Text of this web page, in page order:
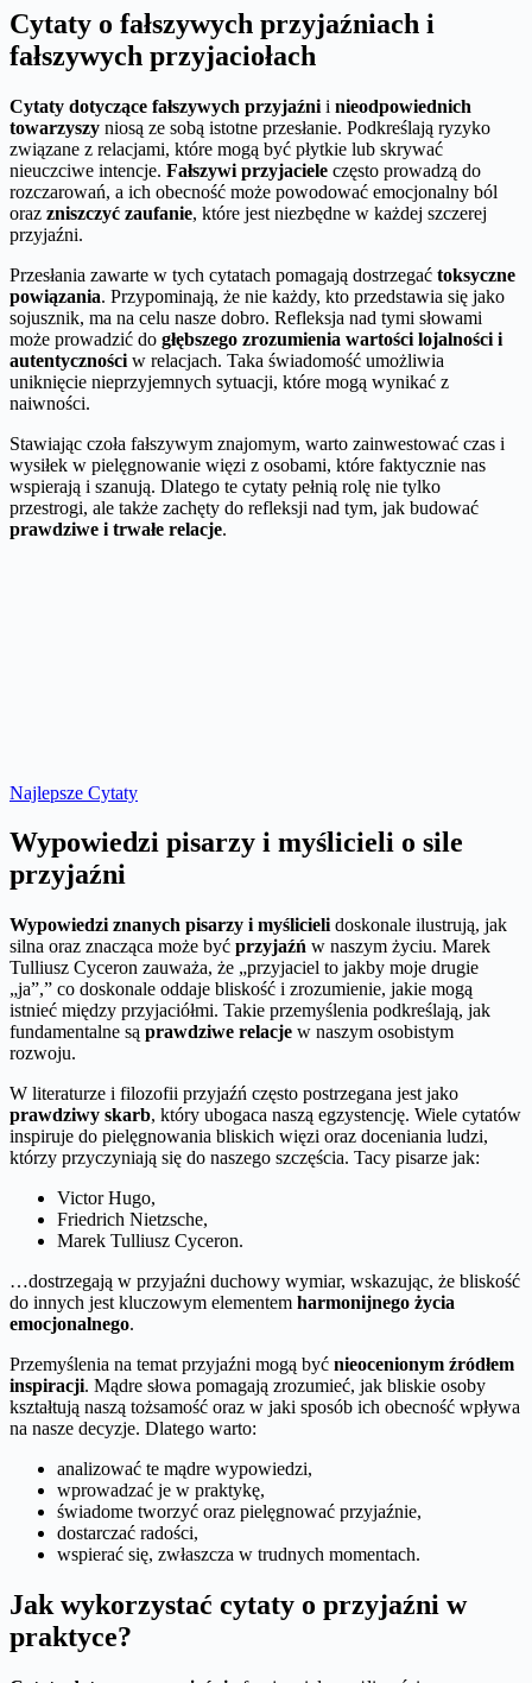
Cytaty o fałszywych przyjaźniach i
fałszywych przyjaciołach
Cytaty dotyczące fałszywych przyjaźni i nieodpowiednich
towarzyszy niosą ze sobą istotne przesłanie. Podkreślają ryzyko
związane z relacjami, które mogą być płytkie lub skrywać
nieuczciwe intencje. Fałszywi przyjaciele często prowadzą do
rozczarowań, a ich obecność może powodować emocjonalny ból
oraz zniszczyć zaufanie, które jest niezbędne w każdej szczerej
przyjaźni.
Przesłania zawarte w tych cytatach pomagają dostrzegać toksyczne
powiązania. Przypominają, że nie każdy, kto przedstawia się jako
sojusznik, ma na celu nasze dobro. Refleksja nad tymi słowami
może prowadzić do głębszego zrozumienia wartości lojalności i
autentyczności w relacjach. Taka świadomość umożliwia
uniknięcie nieprzyjemnych sytuacji, które mogą wynikać z
naiwności.
Stawiając czoła fałszywym znajomym, warto zainwestować czas i
wysiłek w pielęgnowanie więzi z osobami, które faktycznie nas
wspierają i szanują. Dlatego te cytaty pełnią rolę nie tylko
przestrogi, ale także zachęty do refleksji nad tym, jak budować
prawdziwe i trwałe relacje.
Najlepsze Cytaty
Wypowiedzi pisarzy i myślicieli o sile
przyjaźni
Wypowiedzi znanych pisarzy i myślicieli doskonale ilustrują, jak
silna oraz znacząca może być przyjaźń w naszym życiu. Marek
Tulliusz Cyceron zauważa, że „przyjaciel to jakby moje drugie
„ja”,” co doskonale oddaje bliskość i zrozumienie, jakie mogą
istnieć między przyjaciółmi. Takie przemyślenia podkreślają, jak
fundamentalne są prawdziwe relacje w naszym osobistym
rozwoju.
W literaturze i filozofii przyjaźń często postrzegana jest jako
prawdziwy skarb, który ubogaca naszą egzystencję. Wiele cytatów
inspiruje do pielęgnowania bliskich więzi oraz doceniania ludzi,
którzy przyczyniają się do naszego szczęścia. Tacy pisarze jak:
Victor Hugo,
Friedrich Nietzsche,
Marek Tulliusz Cyceron.
…dostrzegają w przyjaźni duchowy wymiar, wskazując, że bliskość
do innych jest kluczowym elementem harmonijnego życia
emocjonalnego.
Przemyślenia na temat przyjaźni mogą być nieocenionym źródłem
inspiracji. Mądre słowa pomagają zrozumieć, jak bliskie osoby
kształtują naszą tożsamość oraz w jaki sposób ich obecność wpływa
na nasze decyzje. Dlatego warto:
analizować te mądre wypowiedzi,
wprowadzać je w praktykę,
świadome tworzyć oraz pielęgnować przyjaźnie,
dostarczać radości,
wspierać się, zwłaszcza w trudnych momentach.
Jak wykorzystać cytaty o przyjaźni w
praktyce?